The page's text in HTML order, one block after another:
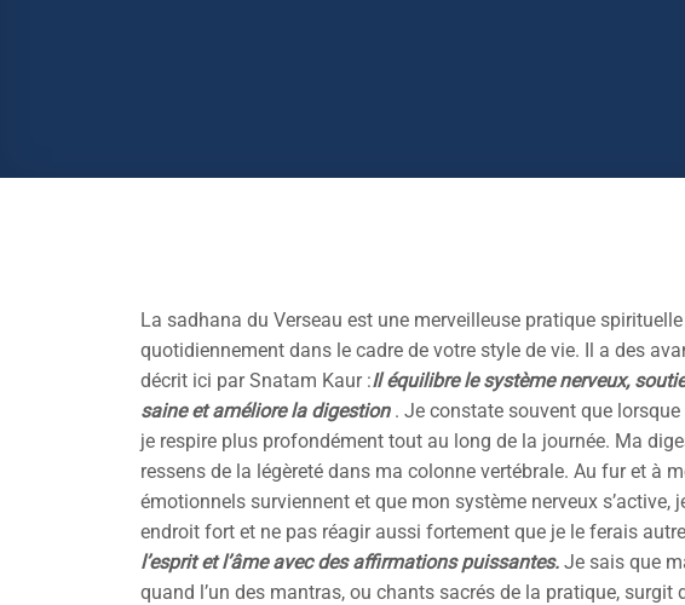
La sadhana du Verseau est une merveilleuse pratique
quotidiennement dans le cadre de votre style de vie. Il a des
décrit ici par Snatam Kaur :Il équilibre le système nerveux,
saine et améliore la digestion. Je constate souvent que
je respire plus profondément tout au long de la journée. Ma
ressens de la légèreté dans ma colonne vertébrale. Au fur et à
émotionnels surviennent et que mon système nerveux s’active,
endroit fort et ne pas réagir aussi fortement que je le ferais
l’esprit et l’âme avec des affirmations puissantes. Je sais que
quand l’un des mantras, ou chants sacrés de la pratique, surgit